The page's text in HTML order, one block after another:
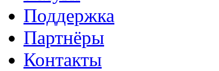
Поддержка
Партнёры
Контакты